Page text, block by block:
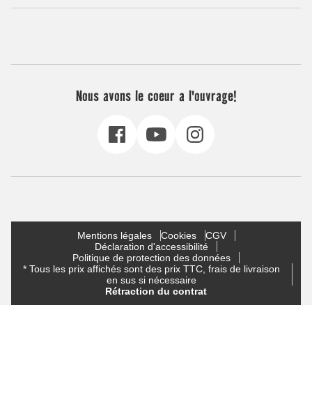
Nous avons le coeur a l'ouvrage!
Mentions légales Cookies
CGV
Déclaration d'accessibilité
Politique de protection des données
* Tous les prix affichés sont des prix TTC, frais de livraison
en sus si nécessaire
Rétraction du contrat